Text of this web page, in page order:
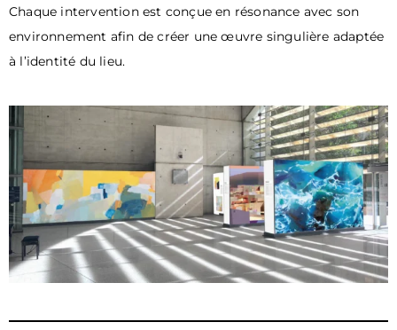
Chaque intervention est conçue en résonance avec son
environnement afin de créer une œuvre singulière adaptée
à l’identité du lieu.